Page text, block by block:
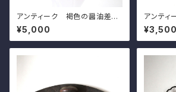
アンティーク 褐色の醤油差し
珉平焼 h8.3cm Antique Ja
panese Brown Soy Sauce
Dispenser, Minpei Ware
¥5,000
アンテ
様の小皿
ntique
d
¥3,500